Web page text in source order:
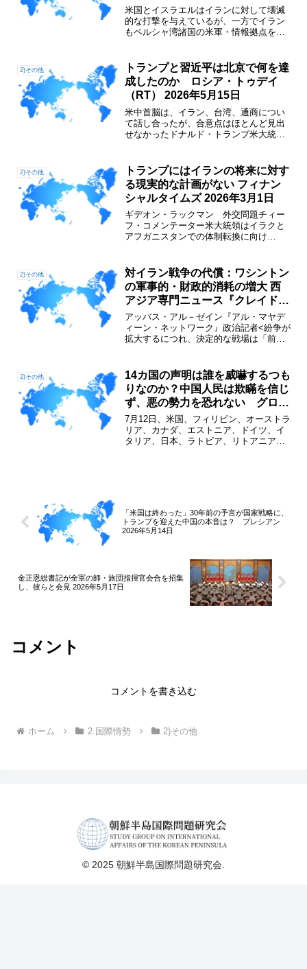
3月6日
米国とイスラエルはイランに対して壊滅
的な打撃を与えているが、一方でイラン
もペルシャ湾諸国の米軍・情報拠点を
ラエルによる対イラン空爆とイラン側の
報復攻撃（米国の外交...
2)その他
トランプと習近平は北京で何を達
成したのか ロシア・トゥデイ
（RT） 2026年5月15日
米中首脳は、イラン、台湾、通商につい
て話し合ったが、合意点はほとんど見出
せなかったドナルド・トランプ米大統領
いた。しかし、北京での超大国サミット
を終え、両首脳は一体何を...
2)その他
トランプにはイランの将来に対す
る現実的な計画がない フィナン
シャルタイムズ 2026年3月1日
ギデオン・ラックマン 外交問題チィー
フ・コメンテーター米大統領はイラクと
アフガニスタンでの体制転換に向け
た2001年のアフガニスタンおよび03年の
イラクへの侵攻は、「体...
2)その他
対イラン戦争の代償：ワシントン
の軍事的・財政的消耗の増大 西
アジア専門ニュース『クレイド
ル』2026年3月11日
アッバス・アル－ゼイン『アル・マヤデ
ィーン・ネットワーク』政治記者<紛争が
拡大するにつれ、決定的な戦場は「前
経済的・軍事的負担」へと移行しつつあ
る。>米国・イスラエルに...
2)その他
14カ国の声明は誰を威嚇するつも
りなのか？中国人民は欺瞞を信じ
ず、悪の勢力を恐れない グロー
バルタイムズ2026年7月13日
7月12日、米国、フィリピン、オーストラ
リア、カナダ、エストニア、ドイツ、イ
タリア、日本、ラトビア、リトアニア、
「米国は終わった」30年前の予言が国家戦略に、
トランプを迎えた中国の本音は？ プレシアン
2026年5月14日
金正恩総書記が全軍の師・旅団指揮官会合を招集
し、彼らと会見 2026年5月17日
コメント
コメントを書き込む
ホーム 2.国際情勢 2)その他
© 2025 朝鮮半島国際問題研究会.